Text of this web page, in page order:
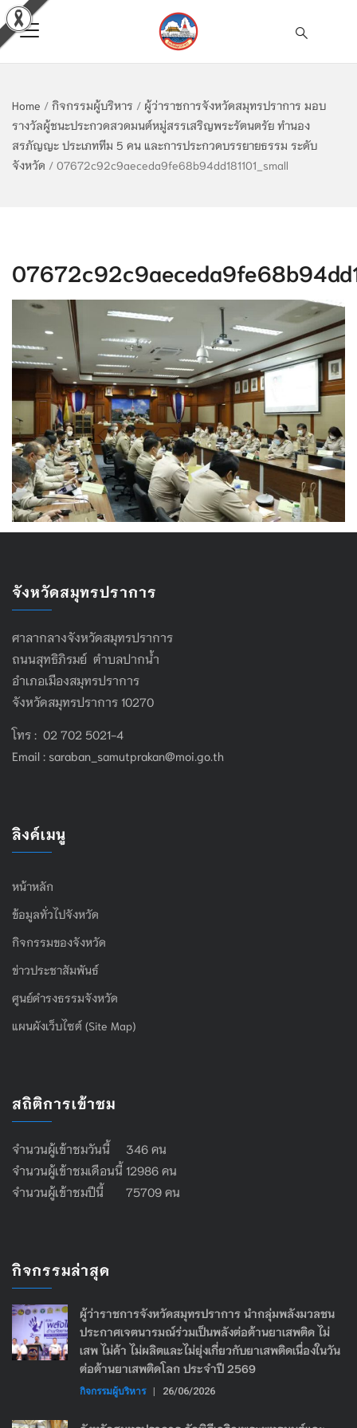
Home / กิจกรรมผู้บริหาร / ผู้ว่าราชการจังหวัดสมุทรปราการ มอบ
รางวัลผู้ชนะประกวดสวดมนต์หมู่สรรเสริญพระรัตนตรัย ทำนอง
สรภัญญะ ประเภททีม 5 คน และการประกวดบรรยายธรรม ระดับ
จังหวัด / 07672c92c9aeceda9fe68b94dd181101_small
จังหวัดสมุทรปราการ
ศาลากลางจังหวัดสมุทรปราการ
ถนนสุทธิภิรมย์ ตำบลปากน้ำ
อำเภอเมืองสมุทรปราการ
จังหวัดสมุทรปราการ 10270
โทร : 02 702 5021-4
Email : saraban_samutprakan@moi.go.th
ลิงค์เมนู
หน้าหลัก
ข้อมูลทั่วไปจังหวัด
กิจกรรมของจังหวัด
ข่าวประชาสัมพันธ์
ศูนย์ดำรงธรรมจังหวัด
แผนผังเว็บไซต์ (Site Map)
สถิติการเข้าชม
จำนวนผู้เข้าชมวันนี้ 346 คน
จำนวนผู้เข้าชมเดือนนี้ 12986 คน
จำนวนผู้เข้าชมปีนี้ 75709 คน
กิจกรรมล่าสุด
ผู้ว่าราชการจังหวัดสมุทรปราการ นำกลุ่มพลังมวลชน
ประกาศเจตนารมณ์ร่วมเป็นพลังต่อต้านยาเสพติด ไม่
เสพ ไม่ค้า ไม่ผลิตและไม่ยุ่งเกี่ยวกับยาเสพติดเนื่องในวัน
ต่อต้านยาเสพติดโลก ประจำปี 2569
กิจกรรมผู้บริหาร | 26/06/2026